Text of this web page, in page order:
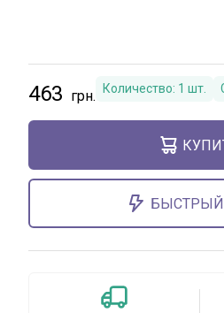
463 Количество: 1 шт.
БЫСТРЫЙ